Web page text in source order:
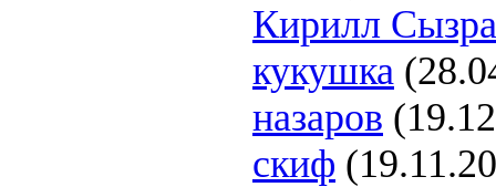
Кирилл
кукушка
назаров
скиф